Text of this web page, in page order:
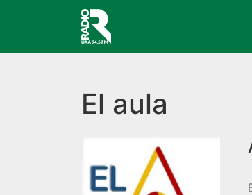
Navegación principal
El aula